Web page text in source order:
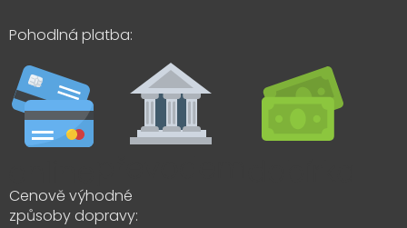
Pohodlná platba:
Cenově výhodné
způsoby dopravy: